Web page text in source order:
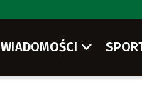
WIADOMOŚCI